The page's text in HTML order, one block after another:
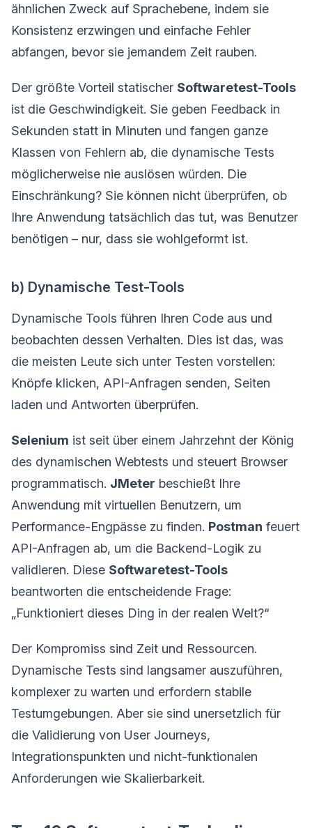
ähnlichen Zweck auf Sprachebene, indem sie
Konsistenz erzwingen und einfache Fehler
abfangen, bevor sie jemandem Zeit rauben.
Der größte Vorteil statischer Softwaretest-Tools
ist die Geschwindigkeit. Sie geben Feedback in
Sekunden statt in Minuten und fangen ganze
Klassen von Fehlern ab, die dynamische Tests
möglicherweise nie auslösen würden. Die
Einschränkung? Sie können nicht überprüfen, ob
Ihre Anwendung tatsächlich das tut, was Benutzer
benötigen – nur, dass sie wohlgeformt ist.
b) Dynamische Test-Tools
Dynamische Tools führen Ihren Code aus und
beobachten dessen Verhalten. Dies ist das, was
die meisten Leute sich unter Testen vorstellen:
Knöpfe klicken, API-Anfragen senden, Seiten
laden und Antworten überprüfen.
Selenium ist seit über einem Jahrzehnt der König
des dynamischen Webtests und steuert Browser
programmatisch. JMeter beschießt Ihre
Anwendung mit virtuellen Benutzern, um
Performance-Engpässe zu finden. Postman feuert
API-Anfragen ab, um die Backend-Logik zu
validieren. Diese Softwaretest-Tools
beantworten die entscheidende Frage:
„Funktioniert dieses Ding in der realen Welt?“
Der Kompromiss sind Zeit und Ressourcen.
Dynamische Tests sind langsamer auszuführen,
komplexer zu warten und erfordern stabile
Testumgebungen. Aber sie sind unersetzlich für
die Validierung von User Journeys,
Integrationspunkten und nicht-funktionalen
Anforderungen wie Skalierbarkeit.